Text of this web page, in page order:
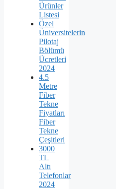
Ürünler
Listesi
Özel
Üniversitelerin
Pilotaj
Bölümü
Ücretleri
2024
4.5
Metre
Fiber
Tekne
Fiyatları
Fiber
Tekne
Çeşitleri
3000
TL
Altı
Telefonlar
2024